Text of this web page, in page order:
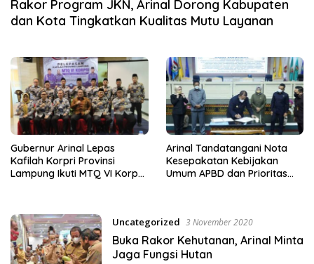
Rakor Program JKN, Arinal Dorong Kabupaten
dan Kota Tingkatkan Kualitas Mutu Layanan
Gubernur Arinal Lepas
Kafilah Korpri Provinsi
Lampung Ikuti MTQ VI Korpri
Arinal Tandatangani Nota
Kesepakatan Kebijakan
Umum APBD dan Prioritas
Uncategorized 3 November 2020
Buka Rakor Kehutanan, Arinal Minta
Jaga Fungsi Hutan